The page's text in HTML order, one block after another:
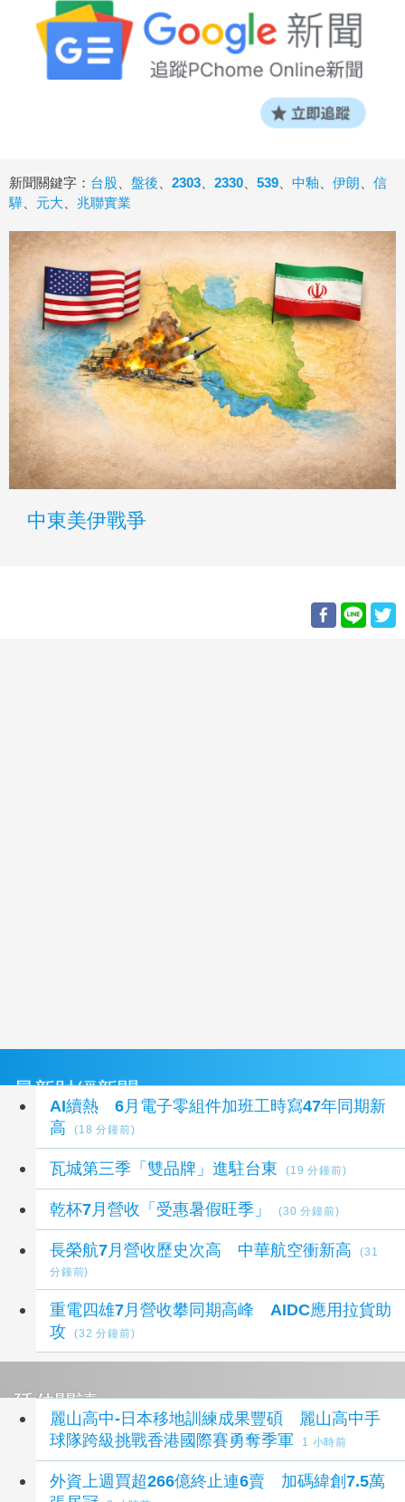
新聞關鍵字： 台股 盤後 2303 2330 539 中釉 伊朗
信
驊
元大 兆聯實業
中東美伊戰爭
最新財經新聞
AI續熱 6月電子零組件加班工時寫47年同期新
高
(18 分鐘前)
瓦城第三季「雙品牌」進駐台東 (19 分鐘前)
乾杯7月營收「受惠暑假旺季」 (30 分鐘前)
長榮航7月營收歷史次高 中華航空衝新高
(31
分鐘前)
重電四雄7月營收攀同期高峰 AIDC應用拉貨助
攻
(32 分鐘前)
延伸閱讀
麗山高中-日本移地訓練成果豐碩 麗山高中手
球隊跨級挑戰香港國際賽勇奪季軍
1 小時前
外資上週買超266億終止連6賣 加碼緯創7.5萬